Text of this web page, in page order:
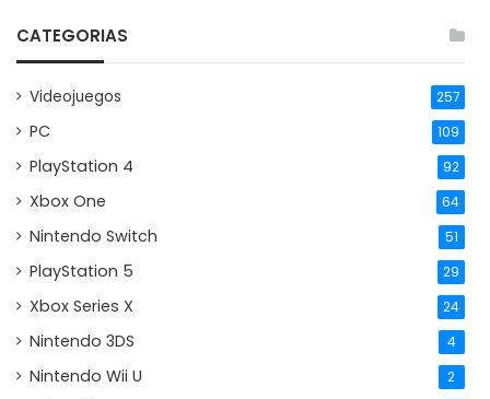
CATEGORIAS
Videojuegos 257
PC 109
PlayStation 4 92
Xbox One 64
Nintendo Switch 51
PlayStation 5 29
Xbox Series X 24
Nintendo 3DS 4
Nintendo Wii U 2